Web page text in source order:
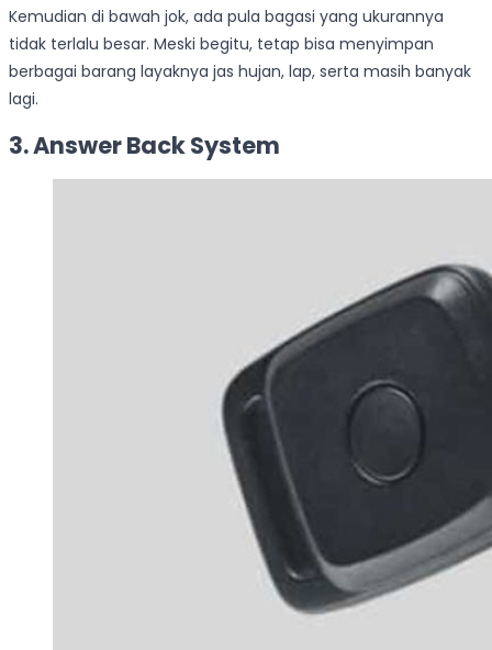
Kemudian di bawah jok, ada pula bagasi yang ukurannya
tidak terlalu besar. Meski begitu, tetap bisa menyimpan
berbagai barang layaknya jas hujan, lap, serta masih banyak
lagi.
3. Answer Back System